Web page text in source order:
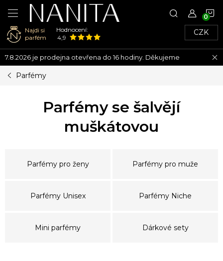
Přejít
na
obsah
Najdi si
parfém
Hodnocení:
4,9
CZK
7.8.2026 je prodejna otevřena do 16 hodiny. Děkujeme
Parfémy
Parfémy se šalvějí
muškátovou
Parfémy pro ženy Parfémy pro muže
Parfémy Unisex Parfémy Niche
Mini parfémy Dárkové sety